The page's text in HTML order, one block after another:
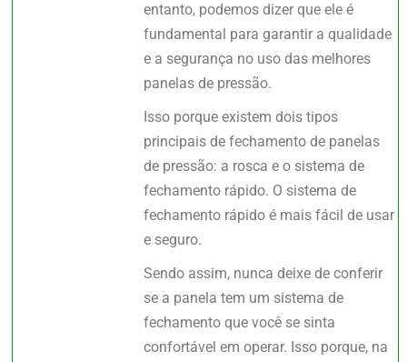
entanto, podemos dizer que ele é
fundamental para garantir a qualidade
e a segurança no uso das melhores
panelas de pressão.
Isso porque existem dois tipos
principais de fechamento de panelas
de pressão: a rosca e o sistema de
fechamento rápido. O sistema de
fechamento rápido é mais fácil de usar
e seguro.
Sendo assim, nunca deixe de conferir
se a panela tem um sistema de
fechamento que você se sinta
confortável em operar. Isso porque, na